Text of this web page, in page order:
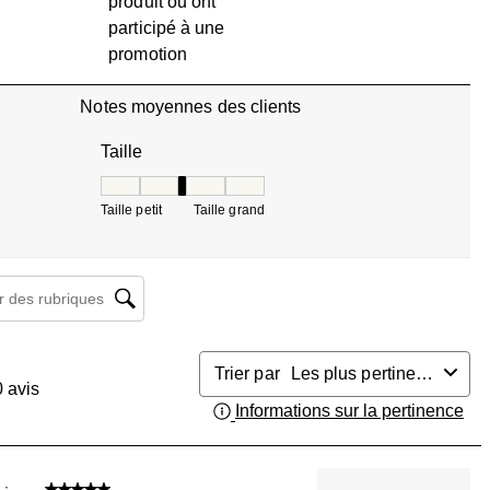
3 avis avec 1 étoile.
participé à une
promotion
Notes moyennes des clients
Taille
Taille petit Taille grand
de sujet et d'avis
avis
Trier par
Les plus pertinents
Informations sur la pertinence